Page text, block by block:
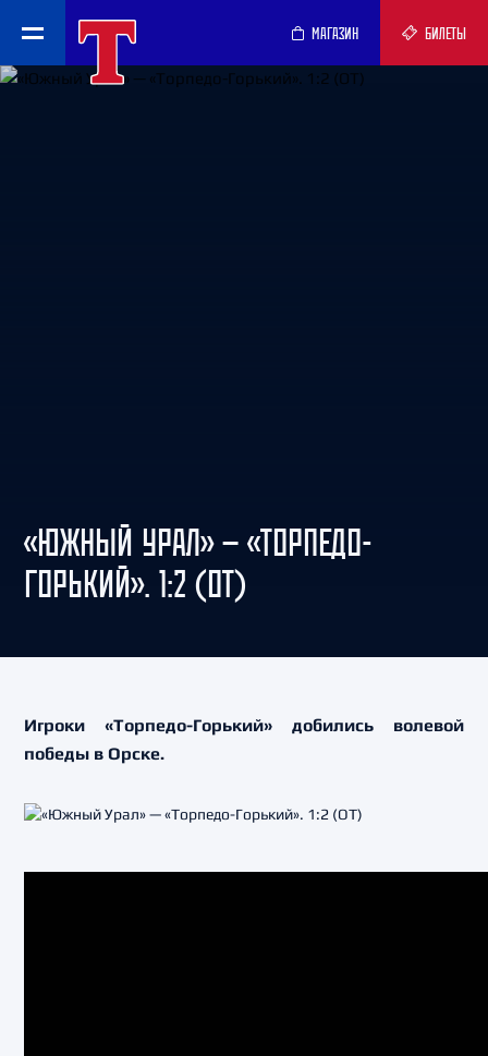
МАГАЗИН БИЛЕТЫ
«ЮЖНЫЙ УРАЛ» — «ТОРПЕДО-
ГОРЬКИЙ». 1:2 (ОТ)
Игроки «Торпедо-Горький» добились волевой
победы в Орске.